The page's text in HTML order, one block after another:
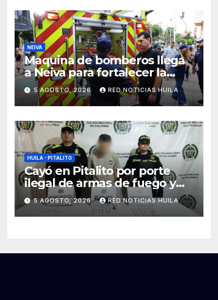
NEIVA
Maquina de bomberos llega
a Neiva para fortalecer la
asistencia en las
emergencias ocasionadas
por el fenómeno del niño
5 AGOSTO, 2026 RED NOTICIAS HUILA
HUILA - PITALITO
Cayó en Pitalito por porte
ilegal de armas de fuego y
tráfico de estupefacientes
5 AGOSTO, 2026 RED NOTICIAS HUILA